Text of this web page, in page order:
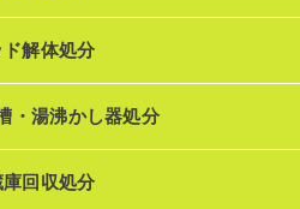
解体処分
・湯沸かし器処分
回収処分